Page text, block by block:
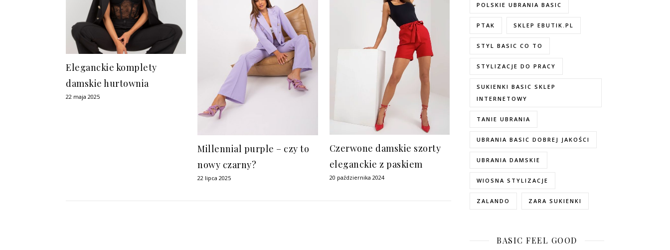
Eleganckie komplety
damskie hurtownia
22 maja 2025
Millennial purple – czy to
nowy czarny?
22 lipca 2025
Czerwone damskie szorty
eleganckie z paskiem
20 października 2024
POLSKIE UBRANIA BASIC
PTAK SKLEP EBUTIK.PL
STYL BASIC CO TO
STYLIZACJE DO PRACY
SUKIENKI BASIC SKLEP
INTERNETOWY
TANIE UBRANIA
UBRANIA BASIC DOBREJ JAKOŚCI
UBRANIA DAMSKIE
WIOSNA STYLIZACJE
ZALANDO ZARA SUKIENKI
BASIC FEEL GOOD